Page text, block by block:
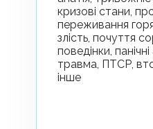
кризові стани,
переживання
злість, почуття
поведінки,
травма, ПТСР,
інше